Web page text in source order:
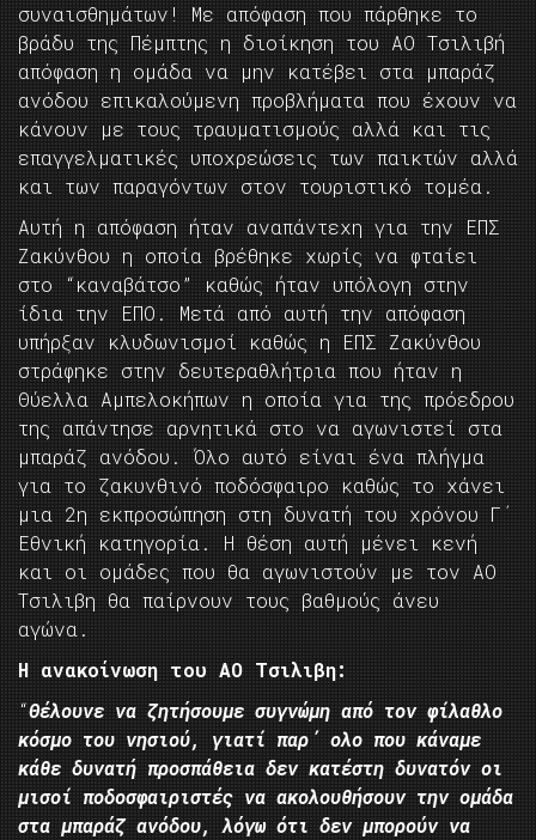
συναισθημάτων! Με απόφαση που πάρθηκε το
βράδυ της Πέμπτης η διοίκηση του ΑΟ Τσιλιβή
απόφαση η ομάδα να μην κατέβει στα μπαράζ
ανόδου επικαλούμενη προβλήματα που έχουν να
κάνουν με τους τραυματισμούς αλλά και τις
επαγγελματικές υποχρεώσεις των παικτών αλλά
και των παραγόντων στον τουριστικό τομέα.
Αυτή η απόφαση ήταν αναπάντεχη για την ΕΠΣ
Ζακύνθου η οποία βρέθηκε χωρίς να φταίει
στο “καναβάτσο” καθώς ήταν υπόλογη στην
ίδια την ΕΠΟ. Μετά από αυτή την απόφαση
υπήρξαν κλυδωνισμοί καθώς η ΕΠΣ Ζακύνθου
στράφηκε στην δευτεραθλήτρια που ήταν η
Θύελλα Αμπελοκήπων η οποία για της πρόεδρου
της απάντησε αρνητικά στο να αγωνιστεί στα
μπαράζ ανόδου. Όλο αυτό είναι ένα πλήγμα
για το ζακυνθινό ποδόσφαιρο καθώς το χάνει
μια 2η εκπροσώπηση στη δυνατή του χρόνου Γ΄
Εθνική κατηγορία. Η θέση αυτή μένει κενή
και οι ομάδες που θα αγωνιστούν με τον ΑΟ
Τσιλιβη θα παίρνουν τους βαθμούς άνευ
αγώνα.
Η ανακοίνωση του ΑΟ Τσιλιβη:
“Θέλουνε να ζητήσουμε συγνώμη από τον φίλαθλο
κόσμο του νησιού, γιατί παρ΄ ολο που κάναμε
κάθε δυνατή προσπάθεια δεν κατέστη δυνατόν οι
μισοί ποδοσφαιριστές να ακολουθήσουν την ομάδα
στα μπαράζ ανόδου, λόγω ότι δεν μπορούν να